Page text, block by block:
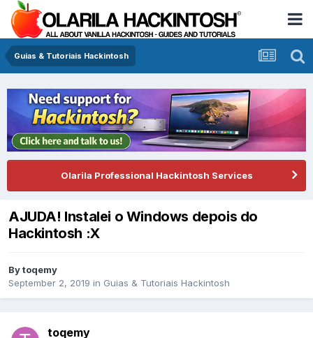
Guias & Tutoriais Hackintosh
Olarila Professional Hackintosh Services
AJUDA! Instalei o Windows depois do
Hackintosh :X
Bytoqemy
September 2, 2019 in Guias & Tutoriais Hackintosh
toqemy